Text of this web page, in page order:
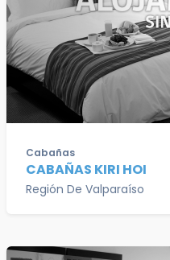
Cabañas
CABAÑAS KIRI HOI
Región De Valparaíso